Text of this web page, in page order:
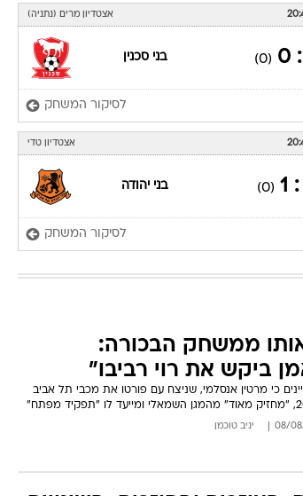
אצטדיון מרים (נתניה)
(0) בני סכנין
לסיקור המשחק
אצטדיון טדי
(0) בני יהודה
לסיקור המשחק
ממשחק הבכורה:
ביקש את רוי רביבו"
כי מרטין אנסלמי, שניצח עם פורטו את מכבי תל אביב
יניב טוכמן